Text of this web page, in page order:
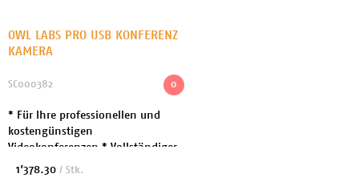
OWL LABS PRO USB KONFERENZ
KAMERA
0
SC000382
* Für Ihre professionellen und
kostengünstigen
Videokonferenzen * Vollständiger
Panoramablick auf den Raum *
1’378.30 / Stk.